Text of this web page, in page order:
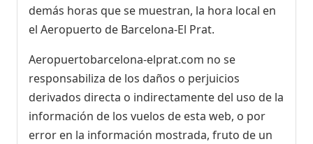
demás horas que se muestran, la hora local en
el Aeropuerto de Barcelona-El Prat.
Aeropuertobarcelona-elprat.com no se
responsabiliza de los daños o perjuicios
derivados directa o indirectamente del uso de la
información de los vuelos de esta web, o por
error en la información mostrada, fruto de un